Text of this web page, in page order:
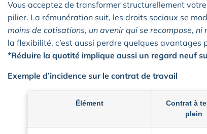
Vous acceptez de transformer structurellement
pilier. La rémunération suit, les droits sociaux se
moins de cotisations, un avenir qui se recompose, ni
la flexibilité, c’est aussi perdre quelques avantages
*Réduire la quotité implique aussi un regard neuf
Exemple d’incidence sur le contrat de travail
Élément
Contrat à
plein